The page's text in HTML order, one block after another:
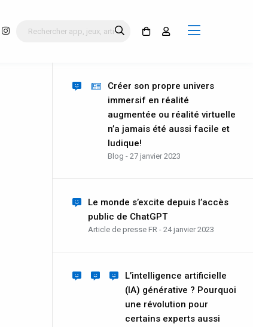
Créer son propre univers
immersif en réalité
augmentée ou réalité virtuelle
n’a jamais été aussi facile et
ludique!
Blog - 27 janvier 2023
Le monde s’excite depuis l’accès
public de ChatGPT
Article de presse FR - 24 janvier 2023
L’intelligence artificielle
(IA) générative ? Pourquoi
une révolution pour
certains experts aussi